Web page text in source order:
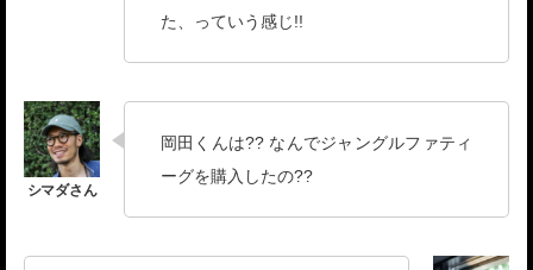
た、っていう感じ!!
岡田くんは?? なんでジャングルファティ
ーグを購入したの??